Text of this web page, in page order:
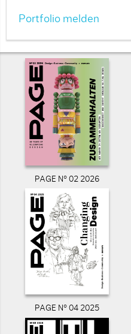
Portfolio melden
PAGE N° 02 2026
PAGE N° 04 2025